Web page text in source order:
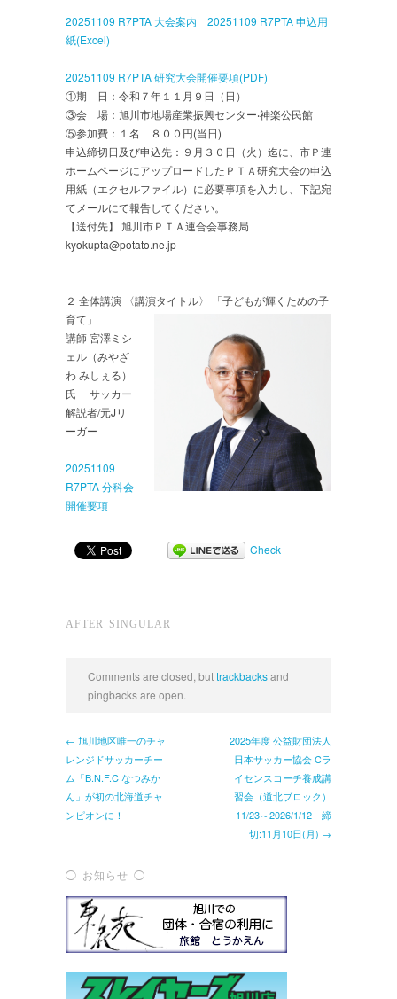
20251109 R7PTA 大会案内
20251109 R7PTA 申込用
紙(Excel)
20251109 R7PTA 研究大会開催要項(PDF)
①期 ⽇：令和７年１１⽉９⽇（⽇）
③会 場：旭川市地場産業振興センター‧神楽公⺠館
⑤参加費：１名 ８００円(当日)
申込締切日及び申込先：９月３０日（火）迄に、市Ｐ連
ホームページにアップロードしたＰＴＡ研究大会の申込
用紙（エクセルファイル）に必要事項を入力し、下記宛
てメールにて報告してください。
【送付先】 旭川市ＰＴＡ連合会事務局
kyokupta@potato.ne.jp
２ 全体講演 〈講演タイトル〉 「子どもが輝くための子
育て」
講師 宮澤ミシ
ェル（みやざ
わ みしぇる）
氏 サッカー
解説者/元Jリ
ーガー
20251109
R7PTA 分科会
開催要項
Check
AFTER SINGULAR
Comments are closed, buttrackbacksand
pingbacks are open.
← 旭川地区唯一のチャ
レンジドサッカーチー
ム「B.N.F.C なつみか
ん」が初の北海道チャ
ンピオンに！
2025年度 公益財団法人
日本サッカー協会 Cラ
イセンスコーチ養成講
習会（道北ブロック）
11/23～2026/1/12 締
切:11月10日(月) →
◯ お知らせ ◯